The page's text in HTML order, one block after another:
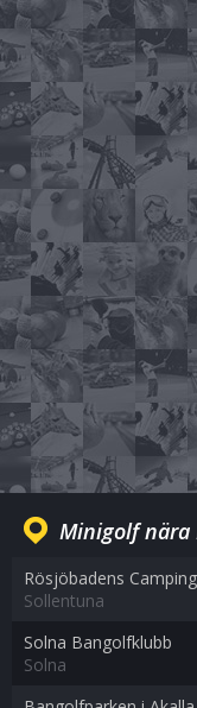
Minigolf nära
Rösjöbadens Camping
Sollentuna
Solna Bangolfklubb
Solna